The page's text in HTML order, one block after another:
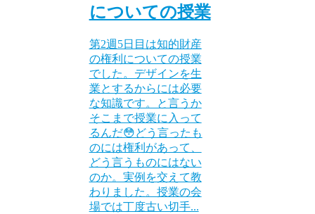
についての授業
第2週5日目は知的財産
の権利についての授業
でした。デザインを生
業とするからには必要
な知識です。と言うか
そこまで授業に入って
るんだ😳どう言ったも
のには権利があって、
どう言うものにはない
のか。実例を交えて教
わりました。授業の会
場では丁度古い切手...